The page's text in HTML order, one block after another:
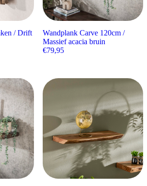
/ Drift
Wandplank Carve 120cm /
Massief acacia bruin
€79,95